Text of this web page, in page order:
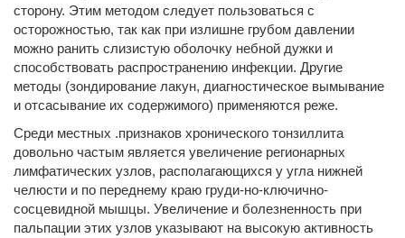
сторону. Этим методом следует пользоваться с
осторожностью, так как при излишне грубом давлении
можно ранить слизистую оболочку небной дужки и
способствовать распространению инфекции. Другие
методы (зондирование лакун, диагностическое вымывание
и отсасывание их содержимого) применяются реже.
Среди местных .признаков хронического тонзиллита
довольно частым является увеличение регионарных
лимфатических узлов, располагающихся у угла нижней
челюсти и по переднему краю груди-но-ключично-
сосцевидной мышцы. Увеличение и болезненность при
пальпации этих узлов указывают на высокую активность